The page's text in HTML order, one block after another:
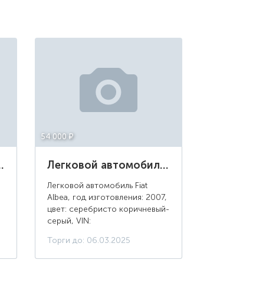
цвет серебристый
54 000 ¤
Легковой автомобиль Fiat Albea, 2007 г.в, цвет: серебристо коричневый-серый, г/н: Е447РН29
Легковой автомобиль Fiat
Albea, год изготовления: 2007,
цвет: серебристо коричневый-
серый, VIN:
ММ 266205, г/н:
Е447РН29.Местонахождение:
Торги до: 06.03.2025